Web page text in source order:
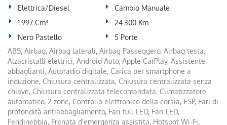
Elettrica/Diesel
Cambio Manuale
1.997 Cm³
24.300 Km
Nero Pastello
5 Porte
ABS, Airbag, Airbag laterali, Airbag Passeggero, Airbag testa,
Alzacristalli elettrici, Android Auto, Apple CarPlay, Assistente
abbaglianti, Autoradio digitale, Carica per smartphone a
induzione, Chiusura centralizzata, Chiusura centralizzata senza
chiave, Chiusura centralizzata telecomandata, Climatizzatore
automatico, 2 zone, Controllo elettronico della corsia, ESP, Fari di
profondità antiabbagliamento, Fari full-LED, Fari LED,
Fendinebbia, Frenata d'emergenza assistita, Hotspot Wi-Fi,